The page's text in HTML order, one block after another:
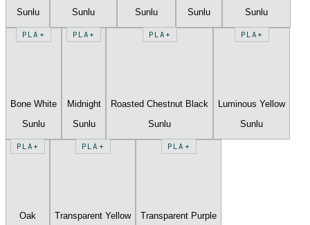
Sunlu
Sunlu
Sunlu
Sunlu
Sunlu
PLA+
Bone White
Sunlu
PLA+
Midnight
Sunlu
PLA+
Roasted Chestnut Black
Sunlu
PLA+
Luminous Yellow
Sunlu
PLA+
Oak
PLA+
Transparent Yellow
PLA+
Transparent Purple